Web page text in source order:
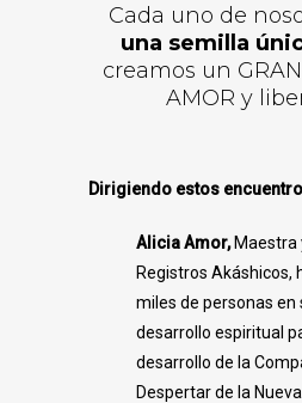
Cada uno de
una semilla
creamos un
AMOR y
Dirigiendo estos
Alicia Amor,Maestra
Registros Akáshicos,
miles de personas en
desarrollo espiritual
desarrollo de la
Despertar de la